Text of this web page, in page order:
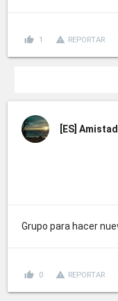
thumb_up 1 report_problem REPORTAR
[ES]
Grupo para hacer
thumb_up 0 report_problem REPORTAR